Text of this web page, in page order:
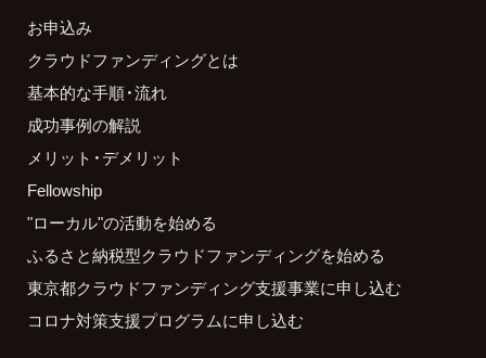
お申込み
クラウドファンディングとは
基本的な手順・流れ
成功事例の解説
メリット・デメリット
Fellowship
"ローカル"の活動を始める
ふるさと納税型クラウドファンディングを始める
東京都クラウドファンディング支援事業に申し込む
コロナ対策支援プログラムに申し込む